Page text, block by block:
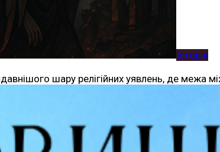
Історія
шару релігійних уявлень, де